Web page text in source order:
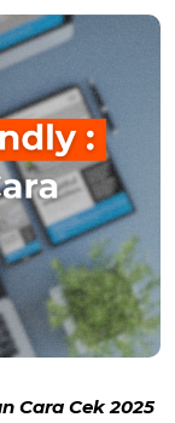
Cara Cek 2025